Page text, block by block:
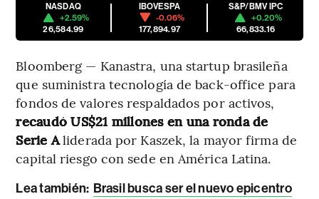
NASDAQ
+2.59%
26,584.99
IBOVESPA
-0.06%
177,894.97
S&P/BMV IPC
+0.20%
66,833.16
Bloomberg — Kanastra, una startup brasileña
que suministra tecnología de back-office para
fondos de valores respaldados por activos,
recaudó US$21 millones en una ronda de
Serie Aliderada por Kaszek, la mayor firma de
capital riesgo con sede en América Latina.
Lea también: Brasil busca ser el nuevo epicentro